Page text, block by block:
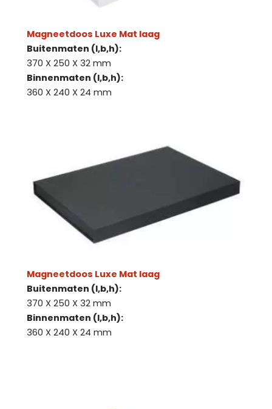
Magneetdoos Luxe Mat laag
Buitenmaten (l,b,h):
370 X 250 X 32 mm
Binnenmaten (l,b,h):
360 X 240 X 24 mm
Magneetdoos Luxe Mat laag
Buitenmaten (l,b,h):
370 X 250 X 32 mm
Binnenmaten (l,b,h):
360 X 240 X 24 mm